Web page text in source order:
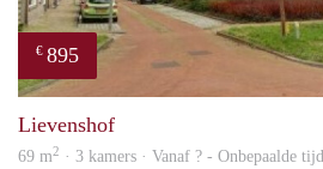
€ 895
Lievenshof
69 m2 · 3 kamers · Vanaf ? - Onbepaalde tijd